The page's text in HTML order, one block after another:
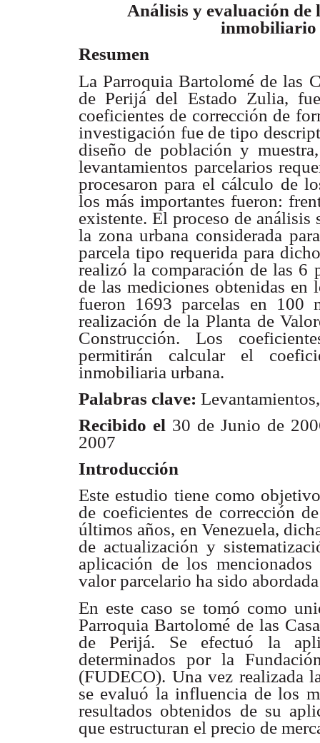
Análisis y evaluación de
inmobiliario
Resumen
La Parroquia Bartolomé de las
de Perijá del Estado Zulia,
coeficientes de corrección de
investigación fue de tipo
diseño de población y
levantamientos parcelarios
procesaron para el cálculo de
los más importantes fueron:
existente. El proceso de análisis
la zona urbana considerada
parcela tipo requerida para
realizó la comparación de las 6
de las mediciones obtenidas en
fueron 1693 parcelas en 100
realización de la Planta de
Construcción. Los
permitirán calcular el
inmobiliaria urbana.
Palabras clave:
Recibido el 30 de Junio de
2007
Introducción
Este estudio tiene como
de coeficientes de corrección
últimos años, en Venezuela,
de actualización y
aplicación de los
valor parcelario ha sido
En este caso se tomó como
Parroquia Bartolomé de las
de Perijá. Se efectuó la
determinados por la
(FUDECO). Una vez realizada
se evaluó la influencia de los
resultados obtenidos de su
que estructuran el precio de